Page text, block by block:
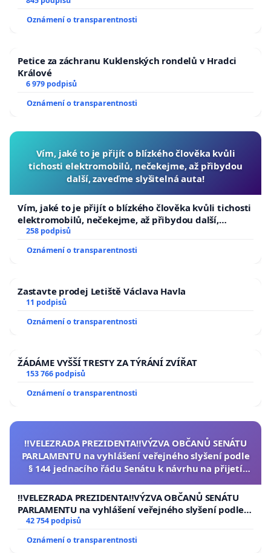
Oznámení o transparentnosti
Petice za záchranu Kuklenských rondelů v Hradci
Králové
6 979 podpisů
Oznámení o transparentnosti
Vím, jaké to je přijít o blízkého člověka kvůli
tichosti elektromobilů, nečekejme, až přibydou
další, zaveďme slyšitelná auta!
Vím, jaké to je přijít o blízkého člověka kvůli tichosti
elektromobilů, nečekejme, až přibydou další,
zaveďme slyšitelná auta!
258 podpisů
Oznámení o transparentnosti
Zastavte prodej Letiště Václava Havla
11 podpisů
Oznámení o transparentnosti
ŽÁDÁME VYŠŠÍ TRESTY ZA TÝRÁNÍ ZVÍŘAT
153 766 podpisů
Oznámení o transparentnosti
‼️VELEZRADA PREZIDENTA‼️VÝZVA OBČANŮ SENÁTU
PARLAMENTU na vyhlášení veřejného slyšení podle
§ 144 jednacího řádu Senátu k návrhu na přijetí
republiky
‼️VELEZRADA PREZIDENTA‼️VÝZVA OBČANŮ SENÁTU
PARLAMENTU na vyhlášení veřejného slyšení podle §
144 jednacího řádu Senátu k návrhu na přijetí
usnesení k podání ústavní žaloby na prezidenta
republiky
42 754 podpisů
Oznámení o transparentnosti